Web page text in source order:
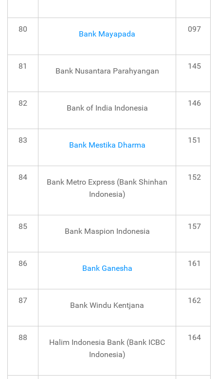
80
Bank Mayapada
097
81
Bank Nusantara Parahyangan
145
82
Bank of India Indonesia
146
83
Bank Mestika Dharma
151
84
Bank Metro Express (Bank Shinhan
Indonesia)
152
85
Bank Maspion Indonesia
157
86
Bank Ganesha
161
87
Bank Windu Kentjana
162
88
Halim Indonesia Bank (Bank ICBC
Indonesia)
164